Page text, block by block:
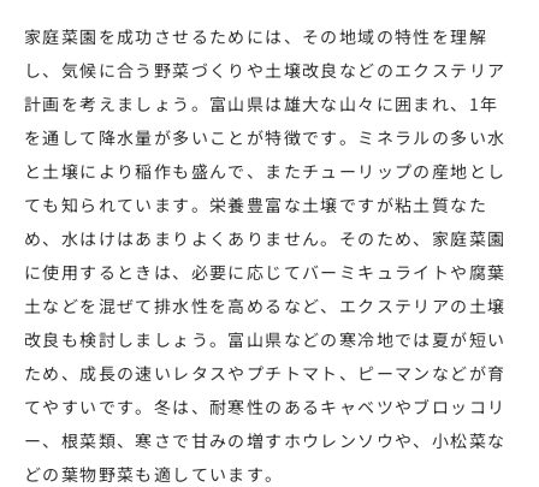
家庭菜園を成功させるためには、その地域の特性を理解
し、気候に合う野菜づくりや土壌改良などのエクステリア
計画を考えましょう。富山県は雄大な山々に囲まれ、1年
を通して降水量が多いことが特徴です。ミネラルの多い水
と土壌により稲作も盛んで、またチューリップの産地とし
ても知られています。栄養豊富な土壌ですが粘土質なた
め、水はけはあまりよくありません。そのため、家庭菜園
に使用するときは、必要に応じてバーミキュライトや腐葉
土などを混ぜて排水性を高めるなど、エクステリアの土壌
改良も検討しましょう。富山県などの寒冷地では夏が短い
ため、成長の速いレタスやプチトマト、ピーマンなどが育
てやすいです。冬は、耐寒性のあるキャベツやブロッコリ
ー、根菜類、寒さで甘みの増すホウレンソウや、小松菜な
どの葉物野菜も適しています。